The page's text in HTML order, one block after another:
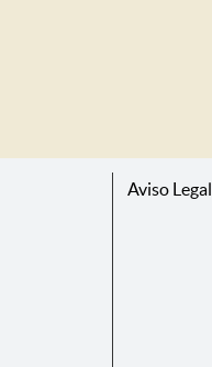
Aviso Legal